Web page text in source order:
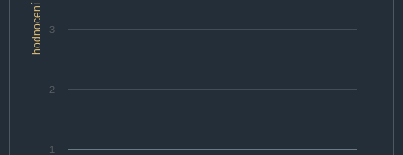
hodnocení
1
2
3